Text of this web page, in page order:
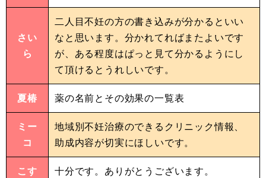
さい
ら
二人目不妊の方の書き込みが分かるといい
なと思います。分かれてればまたよいです
が、ある程度はぱっと見て分かるようにし
て頂けるとうれしいです。
夏椿 薬の名前とその効果の一覧表
ミー
コ
地域別不妊治療のできるクリニック情報、
助成内容が切実にほしいです。
こす 十分です。ありがとうございます。